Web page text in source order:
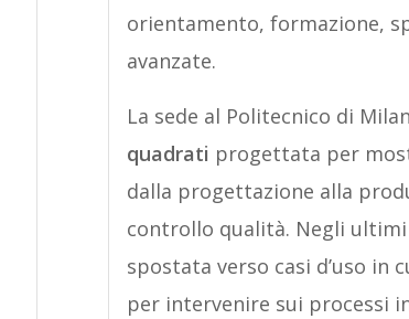
orientamento, formazione,
avanzate.
La sede al Politecnico di
quadrati progettata per
dalla progettazione alla
controllo qualità. Negli
spostata verso casi d’uso
per intervenire sui processi